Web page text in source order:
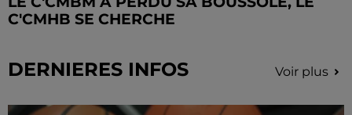
C'CMHB SE CHERCHE
DERNIERES INFOS Voir plus